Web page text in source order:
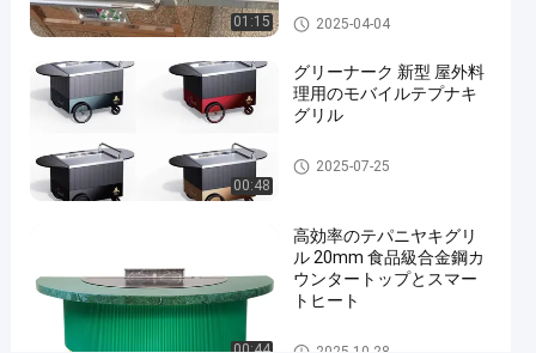
の
の
リ
ル
ー
01:15
Teppanyakiのグリルのテーブ
ル
2025-04-04
00:48
グリーナーク 新型 屋外料
理用のモバイルテプナキ
グリル
Teppanyakiのグリルのテーブ
ル
2025-07-25
00:44
高効率のテパニヤキグリ
ル 20mm 食品級合金鋼カ
ウンタートップとスマー
トヒート
Teppanyakiのグリルのテーブ